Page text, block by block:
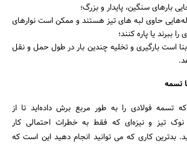
بارهای سنگین، پایدار و بزرگ؛
حاوی لبه های تیز هستند و ممکن است نوارهای
را ببرند یا پاره کنند؛
است بارگیری و تخلیه چندین بار در طول حمل و نقل
تسمه
تسمه فولادی را به طور مربع برش داده‌اید تا از
تیز و نیزه‌ای که فقط به خطرات احتمالی کار
بدترین کاری که می توانید انجام دهید این است که